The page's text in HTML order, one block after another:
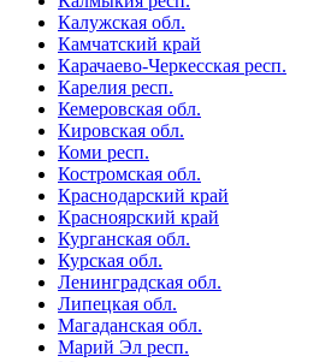
Калужская обл.
Камчатский край
Карачаево-Черкесская респ.
Карелия респ.
Кемеровская обл.
Кировская обл.
Коми респ.
Костромская обл.
Краснодарский край
Красноярский край
Курганская обл.
Курская обл.
Ленинградская обл.
Липецкая обл.
Магаданская обл.
Марий Эл респ.